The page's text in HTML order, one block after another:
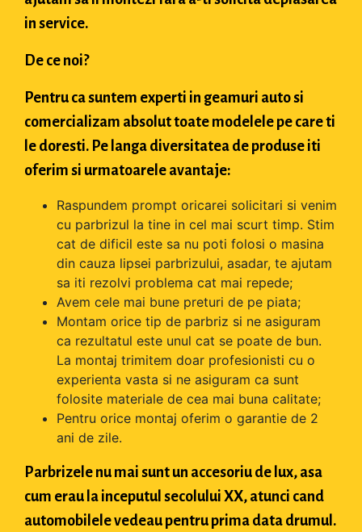
in service.
De ce noi?
Pentru ca suntem experti in geamuri auto si
comercializam absolut toate modelele pe care ti
le doresti. Pe langa diversitatea de produse iti
oferim si urmatoarele avantaje:
Raspundem prompt oricarei solicitari si venim
cu parbrizul la tine in cel mai scurt timp. Stim
cat de dificil este sa nu poti folosi o masina
din cauza lipsei parbrizului, asadar, te ajutam
sa iti rezolvi problema cat mai repede;
Avem cele mai bune preturi de pe piata;
Montam orice tip de parbriz si ne asiguram
ca rezultatul este unul cat se poate de bun.
La montaj trimitem doar profesionisti cu o
experienta vasta si ne asiguram ca sunt
folosite materiale de cea mai buna calitate;
Pentru orice montaj oferim o garantie de 2
ani de zile.
Parbrizele nu mai sunt un accesoriu de lux, asa
cum erau la inceputul secolului XX, atunci cand
automobilele vedeau pentru prima data drumul.